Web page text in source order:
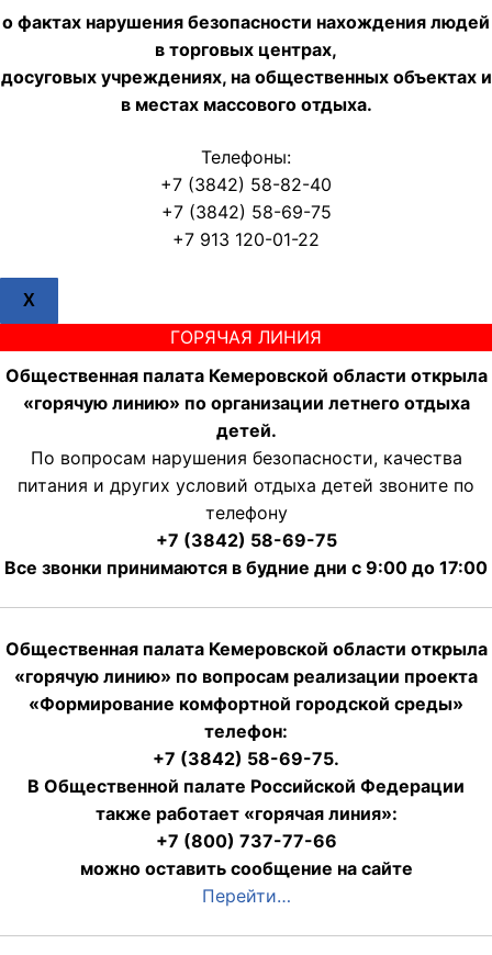
о фактах нарушения безопасности нахождения людей
в торговых центрах,
досуговых учреждениях, на общественных объектах и
в местах массового отдыха.
Телефоны:
+7 (3842) 58-82-40
+7 (3842) 58-69-75
+7 913 120-01-22
X
ГОРЯЧАЯ ЛИНИЯ
Общественная палата Кемеровской области открыла
«горячую линию» по организации летнего отдыха
детей.
По вопросам нарушения безопасности, качества
питания и других условий отдыха детей звоните по
телефону
+7 (3842) 58-69-75
Все звонки принимаются в будние дни с 9:00 до 17:00
Общественная палата Кемеровской области открыла
«горячую линию» по вопросам реализации проекта
«Формирование комфортной городской среды»
телефон:
+7 (3842) 58-69-75.
В Общественной палате Российской Федерации
также работает «горячая линия»:
+7 (800) 737-77-66
можно оставить сообщение на сайте
Перейти…